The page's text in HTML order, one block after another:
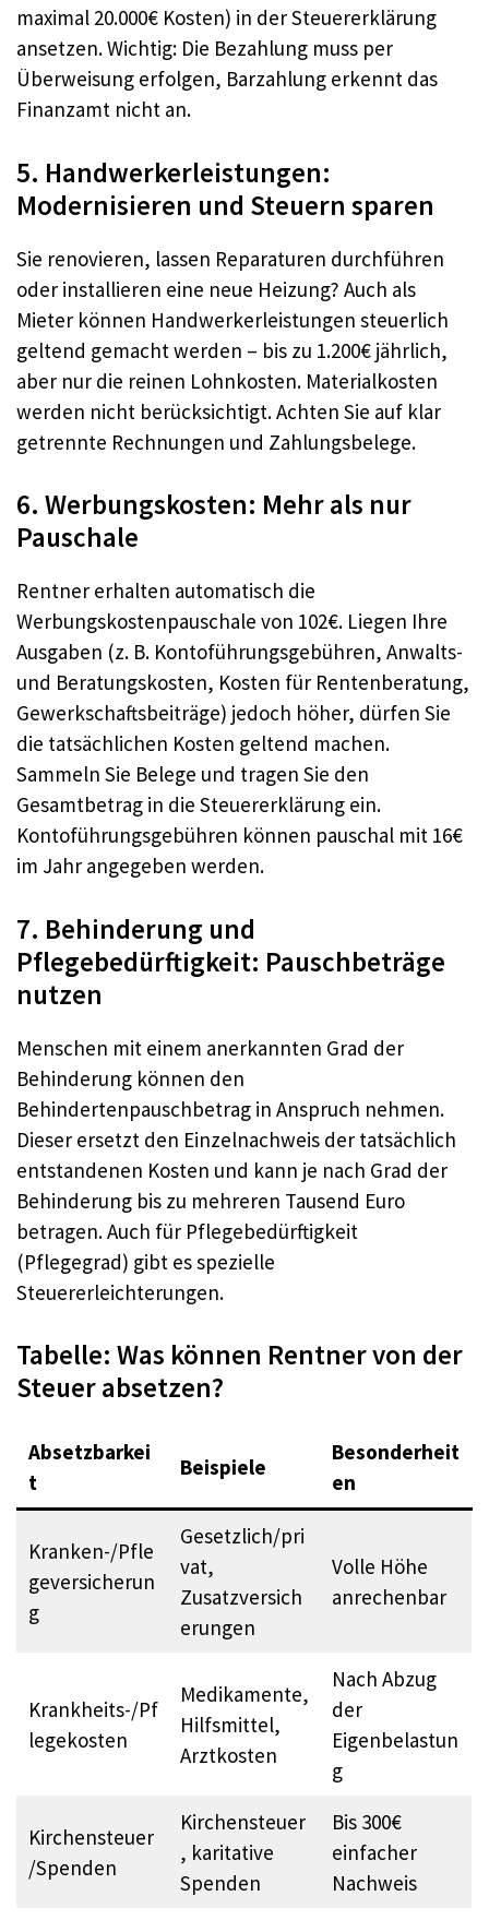
maximal 20.000€ Kosten) in der Steuererklärung
ansetzen. Wichtig: Die Bezahlung muss per
Überweisung erfolgen, Barzahlung erkennt das
Finanzamt nicht an.
5. Handwerkerleistungen:
Modernisieren und Steuern sparen
Sie renovieren, lassen Reparaturen durchführen
oder installieren eine neue Heizung? Auch als
Mieter können Handwerkerleistungen steuerlich
geltend gemacht werden – bis zu 1.200€ jährlich,
aber nur die reinen Lohnkosten. Materialkosten
werden nicht berücksichtigt. Achten Sie auf klar
getrennte Rechnungen und Zahlungsbelege.
6. Werbungskosten: Mehr als nur
Pauschale
Rentner erhalten automatisch die
Werbungskostenpauschale von 102€. Liegen Ihre
Ausgaben (z. B. Kontoführungsgebühren, Anwalts-
und Beratungskosten, Kosten für Rentenberatung,
Gewerkschaftsbeiträge) jedoch höher, dürfen Sie
die tatsächlichen Kosten geltend machen.
Sammeln Sie Belege und tragen Sie den
Gesamtbetrag in die Steuererklärung ein.
Kontoführungsgebühren können pauschal mit 16€
im Jahr angegeben werden.
7. Behinderung und
Pflegebedürftigkeit: Pauschbeträge
nutzen
Menschen mit einem anerkannten Grad der
Behinderung können den
Behindertenpauschbetrag in Anspruch nehmen.
Dieser ersetzt den Einzelnachweis der tatsächlich
entstandenen Kosten und kann je nach Grad der
Behinderung bis zu mehreren Tausend Euro
betragen. Auch für Pflegebedürftigkeit
(Pflegegrad) gibt es spezielle
Steuererleichterungen.
Tabelle: Was können Rentner von der
Steuer absetzen?
Absetzbarkei
t
Beispiele
Besonderheit
en
Kranken-/Pfle
geversicherun
g
Gesetzlich/pri
vat,
Zusatzversich
erungen
Volle Höhe
anrechenbar
Krankheits-/Pf
legekosten
Medikamente,
Hilfsmittel,
Arztkosten
Nach Abzug
der
Eigenbelastun
g
Kirchensteuer
/Spenden
Kirchensteuer
, karitative
Spenden
Bis 300€
einfacher
Nachweis